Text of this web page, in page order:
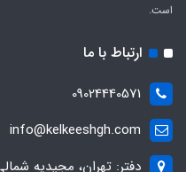
است.
ارتباط با ما
09024440571
info@kelkeeshgh.com
دفتر: تهران، مجیدیه